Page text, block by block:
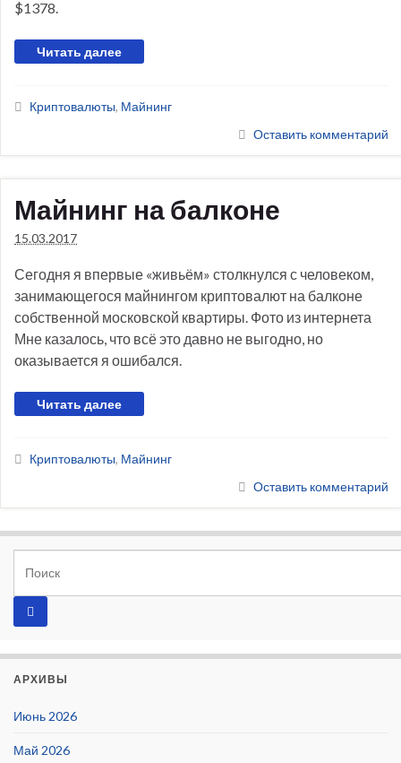
$1378.
Читать далее
Криптовалюты, Майнинг
Оставить комментарий
Майнинг на балконе
15.03.2017
Сегодня я впервые «живьём» столкнулся с человеком,
занимающегося майнингом криптовалют на балконе
собственной московской квартиры. Фото из интернета
Мне казалось, что всё это давно не выгодно, но
оказывается я ошибался.
Читать далее
Криптовалюты, Майнинг
Оставить комментарий
АРХИВЫ
Июнь 2026
Май 2026